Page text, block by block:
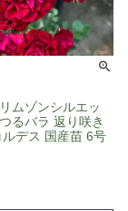
ムゾンシルエッ
るバラ 返り咲き
デス 国産苗 6号